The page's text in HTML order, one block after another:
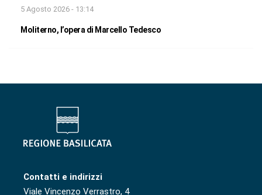
5 Agosto 2026 - 13:14
Moliterno, l’opera di Marcello Tedesco
Contatti e indirizzi
Viale Vincenzo Verrastro, 4